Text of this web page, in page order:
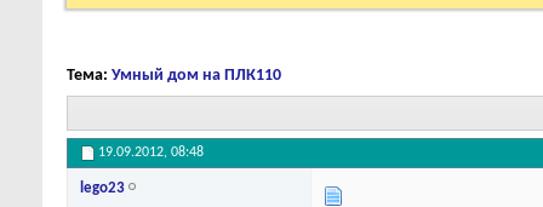
Тема: Умный дом на ПЛК110
19.09.2012, 08:48
lego23